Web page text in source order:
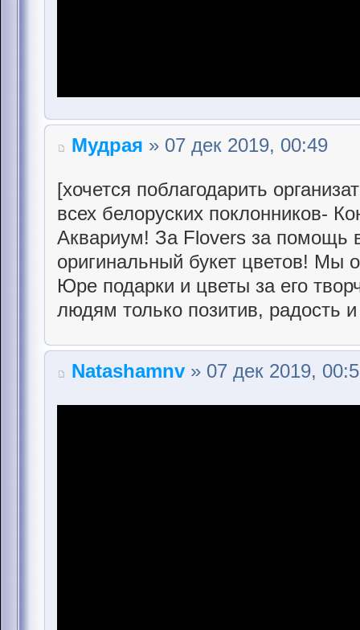
Мудрая » 07 дек 2019, 00:49
[хочется поблагодарить
всех белоруских поклонников-
Аквариум! За Flovers за помощь
оригинальный букет цветов! Мы
Юре подарки и цветы за его
людям только позитив, радость
Natashamnv » 07 дек 2019,